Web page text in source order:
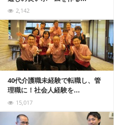
2,142
40代介護職未経験で転職し、管
理職に！社会人経験を...
15,017
記事を読む
記事を読む